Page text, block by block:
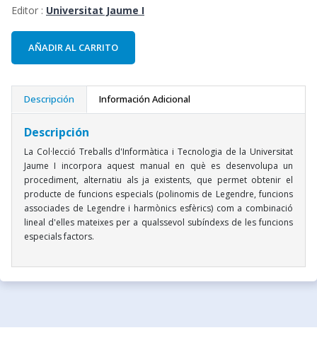
Editor : Universitat Jaume I
AÑADIR AL CARRITO
Descripción Información Adicional
Descripción
La Col·lecció Treballs d'Informàtica i Tecnologia de la Universitat
Jaume I incorpora aquest manual en què es desenvolupa un
procediment, alternatiu als ja existents, que permet obtenir el
producte de funcions especials (polinomis de Legendre, funcions
associades de Legendre i harmònics esfèrics) com a combinació
lineal d'elles mateixes per a qualssevol subíndexs de les funcions
especials factors.